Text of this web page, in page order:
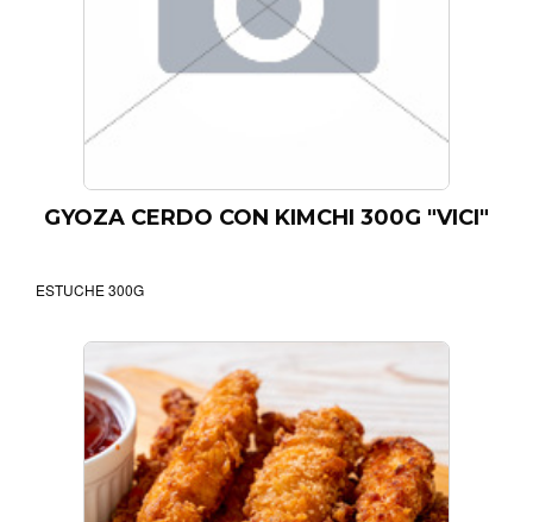
GYOZA CERDO CON KIMCHI 300G "VICI"
ESTUCHE 300G